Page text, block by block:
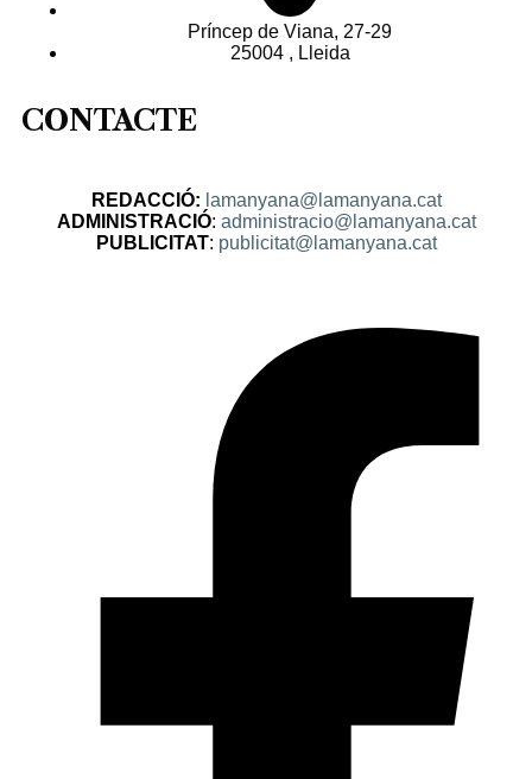
Príncep de Viana, 27-29
25004 , Lleida
CONTACTE
REDACCIÓ: lamanyana@lamanyana.cat
ADMINISTRACIÓ: administracio@lamanyana.cat
PUBLICITAT: publicitat@lamanyana.cat